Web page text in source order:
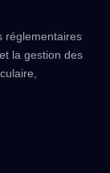
réglementaires
la gestion des